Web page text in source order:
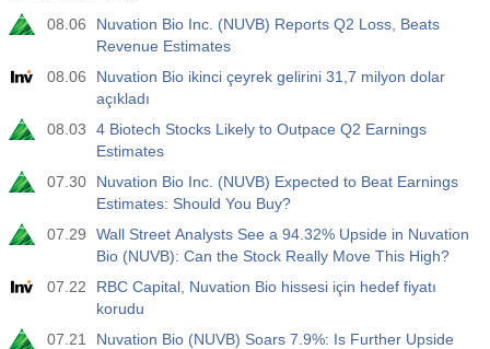
08.06
Nuvation Bio Inc. (NUVB) Reports Q2 Loss, Beats
Revenue Estimates
08.06
Nuvation Bio ikinci çeyrek gelirini 31,7 milyon dolar
açıkladı
08.03
4 Biotech Stocks Likely to Outpace Q2 Earnings
Estimates
07.30
Nuvation Bio Inc. (NUVB) Expected to Beat Earnings
Estimates: Should You Buy?
07.29
Wall Street Analysts See a 94.32% Upside in Nuvation
Bio (NUVB): Can the Stock Really Move This High?
07.22
RBC Capital, Nuvation Bio hissesi için hedef fiyatı
korudu
07.21
Nuvation Bio (NUVB) Soars 7.9%: Is Further Upside